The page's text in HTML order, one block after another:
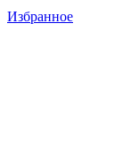
Избранное